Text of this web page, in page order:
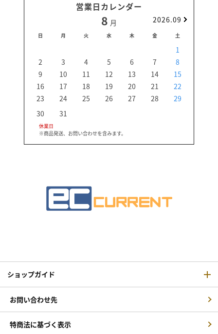
営業日カレンダー
8 月 2026.09
日 月 火 水 木 金 土
1
2
3 4 5 6 7
8
9
10 11 12 13 14
15
16
17 18 19 20 21
22
23
24 25 26 27 28
29
30
31
休業日
※商品発送、お問い合わせを含みます。
ショップガイド
お問い合わせ先
特商法に基づく表示